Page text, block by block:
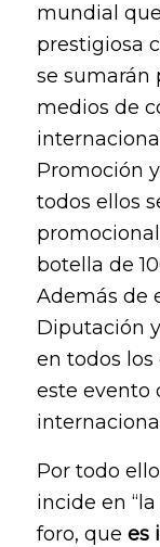
mundial
prestigiosa
se sumarán
medios de
Promoción
todos ellos
botella de
Además de
Diputación
en todos
este evento
Por todo
incide en
foro, que es